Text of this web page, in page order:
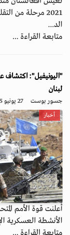
2021 مرحلة من
الد...
متابعة القراءة ...
"اليونيفيل": اكتشاف
لبنان
جسور بوست 27 يونيو 2025 - 07:26
أخبار
أعلنت قوة الأمم
الأنشطة العسكرية
متابعة القراءة ...